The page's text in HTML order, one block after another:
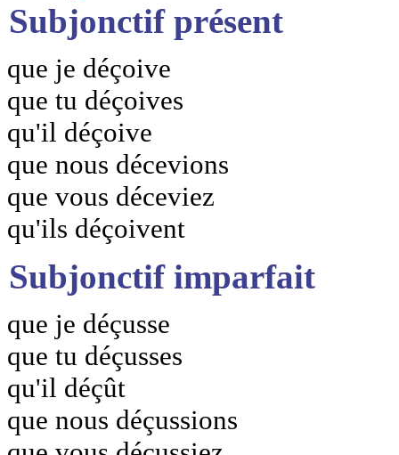
Subjonctif présent
que je déçoive
que tu déçoives
qu'il déçoive
que nous décevions
que vous déceviez
qu'ils déçoivent
Subjonctif imparfait
que je déçusse
que tu déçusses
qu'il déçût
que nous déçussions